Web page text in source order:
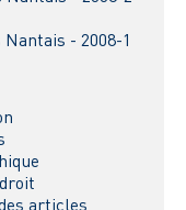
- 2008-1
articles